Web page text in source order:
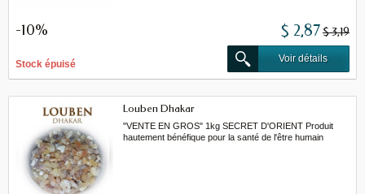
-10% $ 2,87$ 3,19
Stock épuisé
Voir détails
Louben Dhakar
"VENTE EN GROS" 1kg SECRET D'ORIENT Produit
hautement bénéfique pour la santé de l'être humain